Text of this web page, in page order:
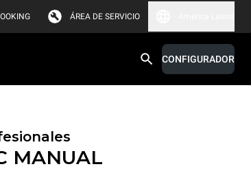
ÁREA DE SERVICIO
CONFIGURADOR
MANUAL